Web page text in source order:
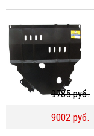
9785 руб.
9002 руб.